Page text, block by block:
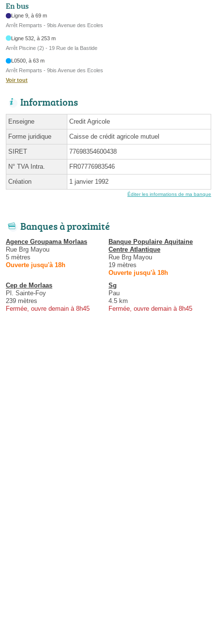
En bus
Ligne 9, à 69 m
Arrêt Remparts - 9bis Avenue des Ecoles
Ligne 532, à 253 m
Arrêt Piscine (2) - 19 Rue de la Bastide
L0500, à 63 m
Arrêt Remparts - 9bis Avenue des Ecoles
Voir tout
Informations
Enseigne Credit Agricole
Forme juridique Caisse de crédit agricole mutuel
SIRET 77698354600438
N° TVA Intra. FR07776983546
Création 1 janvier 1992
Éditer les informations de ma banque
Banques à proximité
Agence Groupama Morlaas
Rue Brg Mayou
5 mètres
Ouverte jusqu'à 18h
Banque Populaire Aquitaine
Centre Atlantique
Rue Brg Mayou
19 mètres
Ouverte jusqu'à 18h
Cep de Morlaas
Pl. Sainte-Foy
239 mètres
Fermée, ouvre demain à 8h45
Sg
Pau
4.5 km
Fermée, ouvre demain à 8h45